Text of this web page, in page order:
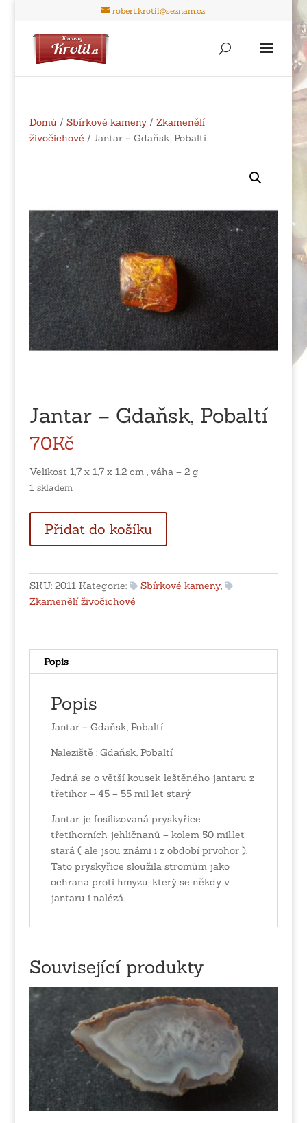
robert.krotil@seznam.cz
Domů / Sbírkové kameny/ Zkamenělí
živočichové / Jantar – Gdaňsk, Pobaltí
Jantar – Gdaňsk, Pobaltí
70Kč
Velikost 1,7 x 1,7 x 1,2 cm , váha – 2 g
1 skladem
Gdaňsk,
množství
Přidat do košíku
SKU: 2011 Kategorie: Sbírkové kameny,
Zkamenělí živočichové
Popis
Popis
Jantar – Gdaňsk, Pobaltí
Naleziště : Gdaňsk, Pobaltí
Jedná se o větší kousek leštěného jantaru z
třetihor – 45 – 55 mil let starý
Jantar je fosilizovaná pryskyřice
třetihorních jehličnanů – kolem 50 mil.let
stará ( ale jsou známi i z období prvohor ).
Tato pryskyřice sloužila stromům jako
ochrana proti hmyzu, který se někdy v
jantaru i nalézá.
Související produkty